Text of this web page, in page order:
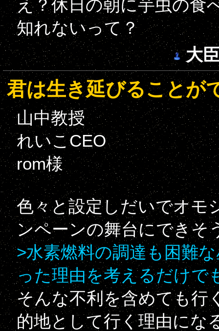
え？休日の朝に芋虫の食
知れないって？
大
君は生き延びることが
山中教授
れいこCEO
rom様
色々と設定しだいでオモ
ンペーンの舞台にできそ
>水素燃料の調達も困難
った理由を考えるだけで
そんな不利を含めても行
的地として行く理由にな